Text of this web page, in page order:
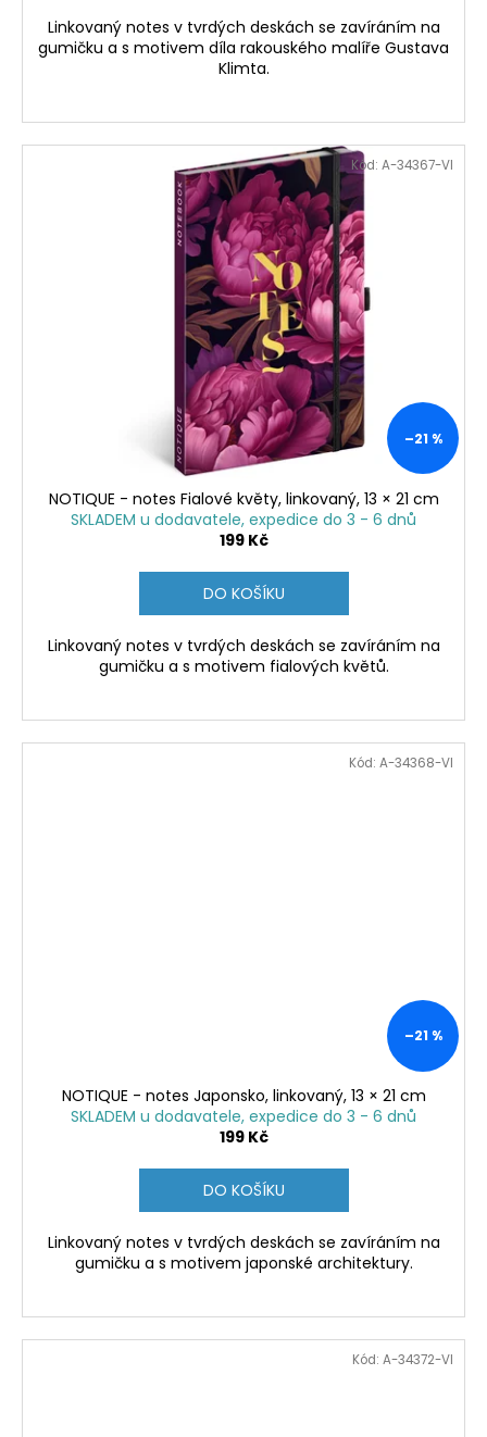
Linkovaný notes v tvrdých deskách se zavíráním na
gumičku a s motivem díla rakouského malíře Gustava
Klimta.
–21 %
NOTIQUE - notes Fialové květy, linkovaný, 13 × 21 cm
SKLADEM u dodavatele, expedice do 3 - 6 dnů
199 Kč
DO KOŠÍKU
Linkovaný notes v tvrdých deskách se zavíráním na
gumičku a s motivem fialových květů.
Kód: A-34367-VI
–21 %
NOTIQUE - notes Japonsko, linkovaný, 13 × 21 cm
SKLADEM u dodavatele, expedice do 3 - 6 dnů
199 Kč
DO KOŠÍKU
Linkovaný notes v tvrdých deskách se zavíráním na
gumičku a s motivem japonské architektury.
Kód: A-34368-VI
Kód: A-34372-VI